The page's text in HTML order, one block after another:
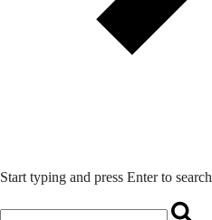
Start typing and press Enter to search